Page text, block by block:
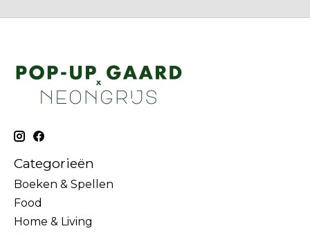
Categorieën
Boeken & Spellen
Food
Home & Living